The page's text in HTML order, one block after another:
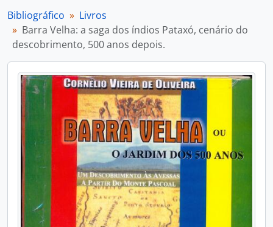
Bibliográfico
Livros
Barra Velha: a saga dos índios Pataxó, cenário do
descobrimento, 500 anos depois.